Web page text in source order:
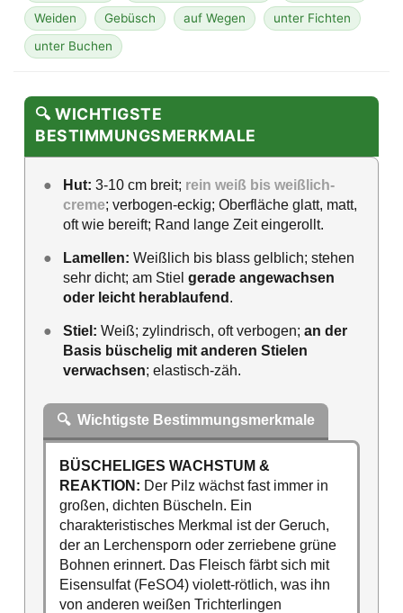
Weiden
Gebüsch auf Wegen
unter Fichten
unter Buchen
🔍 WICHTIGSTE
BESTIMMUNGSMERKMALE
● Hut: 3-10 cm breit; rein weiß bis weißlich-
creme; verbogen-eckig; Oberfläche glatt, matt,
oft wie bereift; Rand lange Zeit eingerollt.
● Lamellen: Weißlich bis blass gelblich; stehen
sehr dicht; am Stiel gerade angewachsen
oder leicht herablaufend .
● Stiel: Weiß; zylindrisch, oft verbogen; an der
Basis büschelig mit anderen Stielen
verwachsen; elastisch-zäh.
🔍 Wichtigste Bestimmungsmerkmale
BÜSCHELIGES WACHSTUM &
REAKTION: Der Pilz wächst fast immer in
großen, dichten Büscheln. Ein
charakteristisches Merkmal ist der Geruch,
der an Lerchensporn oder zerriebene grüne
Bohnen erinnert. Das Fleisch färbt sich mit
Eisensulfat (FeSO4) violett-rötlich, was ihn
von anderen weißen Trichterlingen